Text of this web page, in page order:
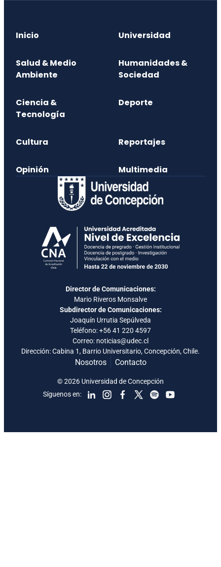
Inicio Universidad
Salud & Medio
Ambiente
Humanidades &
Sociedad
Ciencia &
Tecnología
Deporte
Cultura Reportajes
Opinión Multimedia
Director de Comunicaciones:
Mario Riveros Monsalve
Subdirector de Comunicaciones:
Joaquín Urrutia Sepúlveda
Teléfono:+56 41 220 4597
Correo: noticias@udec.cl
Dirección: Cabina 1, Barrio Universitario, Concepción, Chile.
Nosotros Contacto
Síguenos en:
© 2026 Universidad de Concepción